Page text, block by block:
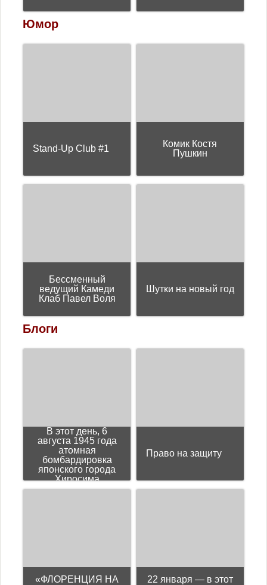
Юмор
Stand-Up Club #1
Комик Костя
Пушкин
Бессменный
ведущий Камеди
Клаб Павел Воля
Шутки на новый год
Блоги
В этот день, 6
августа 1945 года
атомная
бомбардировка
японского города
Хиросима
Право на защиту
«ФЛОРЕНЦИЯ НА
22 января — в этот